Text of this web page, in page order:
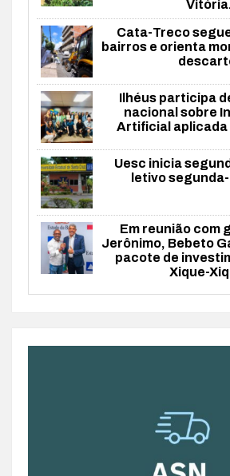
Cata-Treco
bairros e orienta
Ilhéus participa
nacional sobre
Artificial aplicada
Uesc inicia
letivo
Em reunião com
Jerônimo, Bebeto
pacote de
Xique-